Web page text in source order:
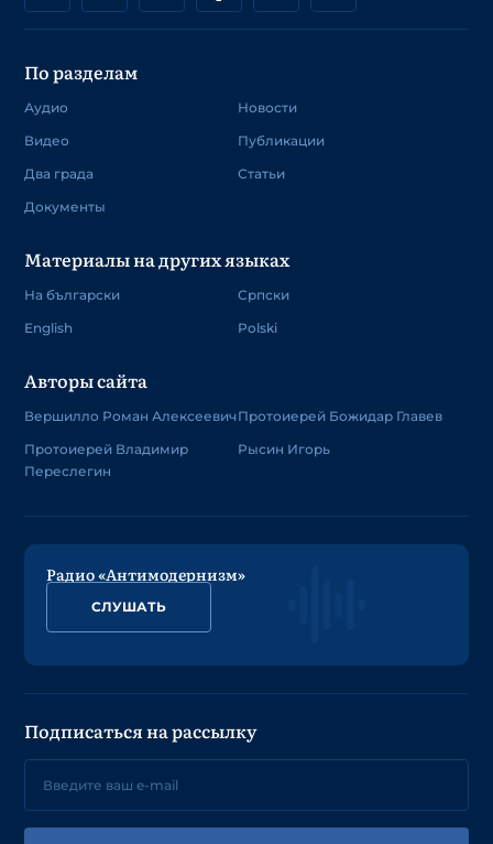
По разделам
Аудио
Видео
Два града
Документы
Новости
Публикации
Статьи
Материалы на других языках
На български
English
Српски
Polski
Авторы сайта
Вершилло Роман Алексеевич
Протоиерей Владимир
Переслегин
Протоиерей Божидар Главев
Рысин Игорь
Радио «Антимодернизм»
СЛУШАТЬ
Подписаться на рассылку